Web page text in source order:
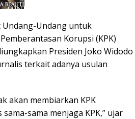
Undang-Undang untuk
Korupsi (KPK)
Presiden Joko Widodo
terkait adanya usulan
akan membiarkan KPK
sama menjaga KPK,” ujar